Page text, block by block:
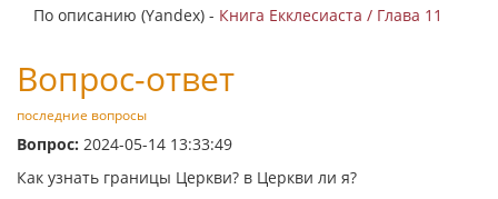
По описанию (Yandex) - Книга Екклесиаста / Глава 11
Вопрос-ответ
последние вопросы
Вопрос: 2024-05-14 13:33:49
Как узнать границы Церкви? в Церкви ли я?